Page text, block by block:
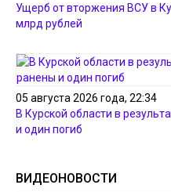
Ущерб от вторжения ВСУ в
млрд рублей
05 августа 2026 года, 22:34
В Курской области в
и один погиб
ВИДЕОНОВОСТИ